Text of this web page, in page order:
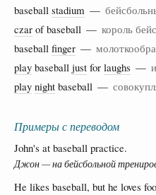
baseball stadium —
czar of baseball — король
baseball finger —
play baseball just for laughs —
play night baseball —
Примеры с переводом
John's at baseball practice.
Джон — на бейсбольной
He likes baseball, but he loves